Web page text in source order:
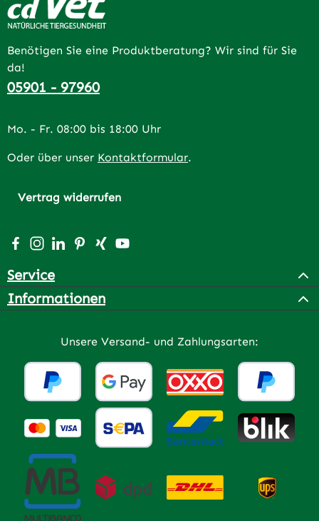
Benötigen Sie eine Produktberatung? Wir sind für Sie
da!
05901 - 97960
Mo. - Fr. 08:00 bis 18:00 Uhr
Oder über unser Kontaktformular.
Vertrag widerrufen
Besuche uns auf Facebook – öffnet in neuem Tab
Schau auf Instagram vorbei – öffnet in neuem Tab
Vernetze dich mit uns auf LinkedIn – öffnet in
Lass dich auf Pinterest inspirieren – öffnet
Vernetze dich mit uns auf Xing – öffnet
Sieh dir unsere Videos auf YouTube
Service
Informationen
Unsere Versand- und Zahlungsarten: